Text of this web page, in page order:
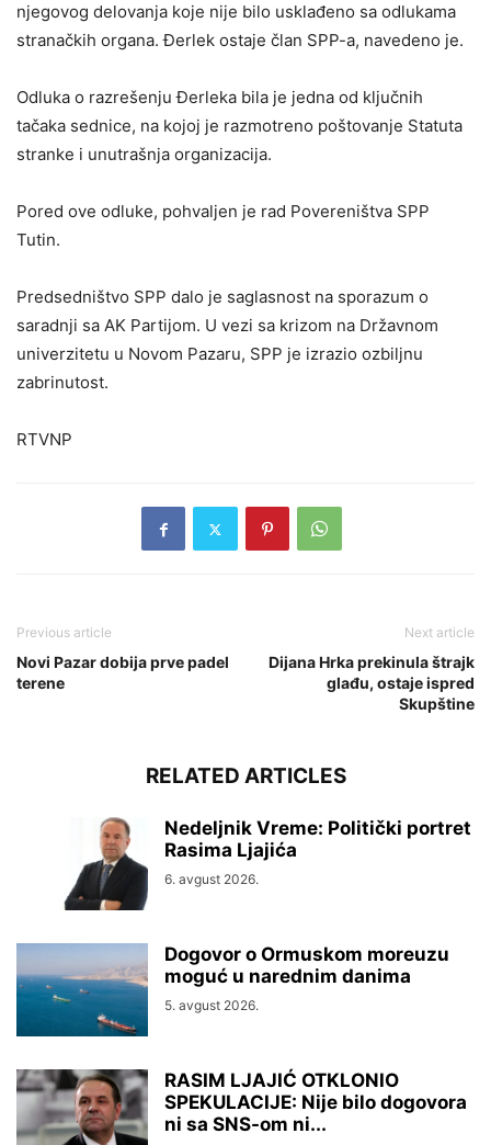
njegovog delovanja koje nije bilo usklađeno sa odlukama
stranačkih organa. Đerlek ostaje član SPP-a, navedeno je.
Odluka o razrešenju Đerleka bila je jedna od ključnih
tačaka sednice, na kojoj je razmotreno poštovanje Statuta
stranke i unutrašnja organizacija.
Pored ove odluke, pohvaljen je rad Povereništva SPP
Tutin.
Predsedništvo SPP dalo je saglasnost na sporazum o
saradnji sa AK Partijom. U vezi sa krizom na Državnom
univerzitetu u Novom Pazaru, SPP je izrazio ozbiljnu
zabrinutost.
RTVNP
Previous article
Novi Pazar dobija prve padel
terene
Next article
Dijana Hrka prekinula štrajk
glađu, ostaje ispred
Skupštine
RELATED ARTICLES
Nedeljnik Vreme: Politički portret
Rasima Ljajića
6. avgust 2026.
Dogovor o Ormuskom moreuzu
moguć u narednim danima
5. avgust 2026.
RASIM LJAJIĆ OTKLONIO
SPEKULACIJE: Nije bilo dogovora
ni sa SNS-om ni...